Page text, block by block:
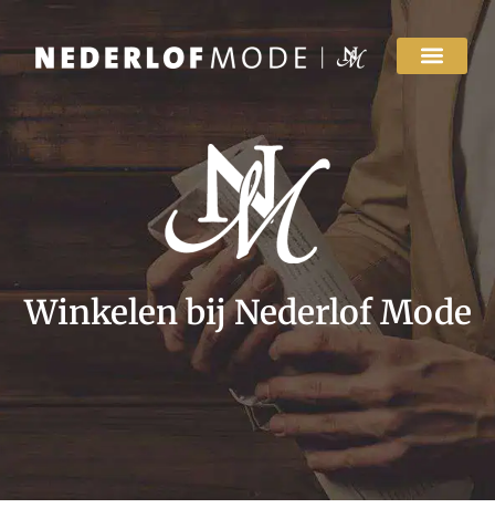
Winkelen bij Nederlof Mode